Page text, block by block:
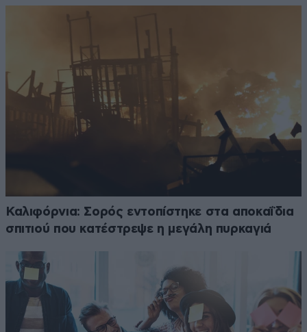
Καλιφόρνια: Σορός εντοπίστηκε στα αποκαΐδια
σπιτιού που κατέστρεψε η μεγάλη πυρκαγιά